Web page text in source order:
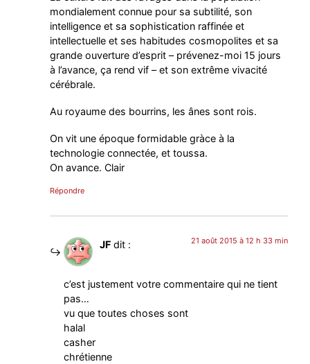
mondialement connue pour sa subtilité, son
intelligence et sa sophistication raffinée et
intellectuelle et ses habitudes cosmopolites et sa
grande ouverture d’esprit – prévenez-moi 15 jours
à l’avance, ça rend vif – et son extrême vivacité
cérébrale.
Au royaume des bourrins, les ânes sont rois.
On vit une époque formidable gràce à la
technologie connectée, et toussa.
On avance. Clair
Répondre
JF dit : 21 août 2015 à 12 h 33 min
c’est justement votre commentaire qui ne tient
pas…
vu que toutes choses sont
halal
casher
chrétienne